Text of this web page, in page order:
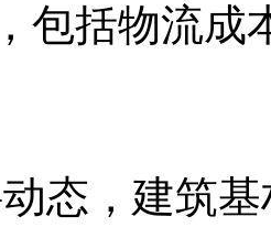
包括物流成
态 ， 建筑基